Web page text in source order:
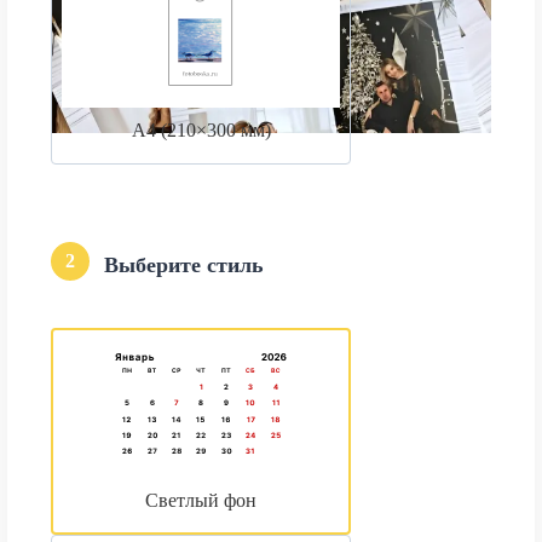
А4 (210×300 мм)
2 Выберите стиль
Светлый фон